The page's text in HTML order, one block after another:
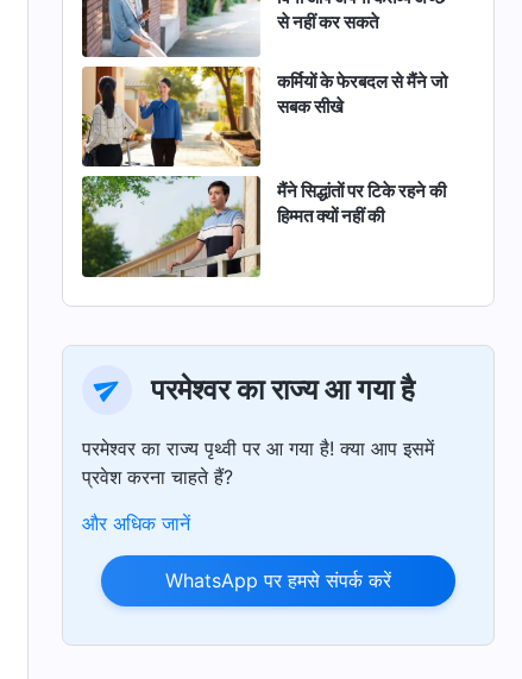
से नहीं कर सकते
कर्मियों के फेरबदल से मैंने जो
सबक सीखे
मैंने सिद्धांतों पर टिके रहने की
हिम्मत क्यों नहीं की
परमेश्वर का राज्य आ गया है
परमेश्वर का राज्य पृथ्वी पर आ गया है! क्या आप इसमें
प्रवेश करना चाहते हैं?
और अधिक जानें
WhatsApp पर हमसे संपर्क करें